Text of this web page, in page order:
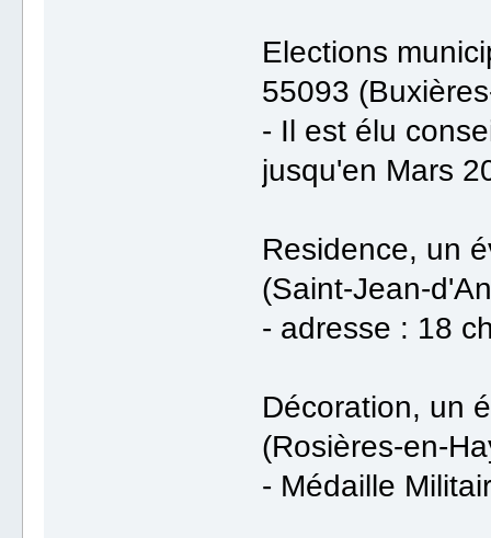
Elections
55093
- Il est élu
jusqu'en Mars
Residence, un
(Saint-Jean-
- adresse : 18
Décoration, un
(Rosières-en-
- Médaille